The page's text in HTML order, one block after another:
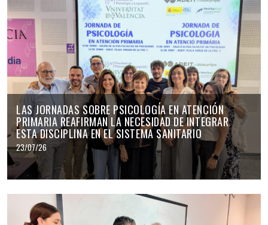
LAS JORNADAS SOBRE PSICOLOGÍA EN ATENCIÓN
PRIMARIA REAFIRMAN LA NECESIDAD DE INTEGRAR
ESTA DISCIPLINA EN EL SISTEMA SANITARIO
23/07/26